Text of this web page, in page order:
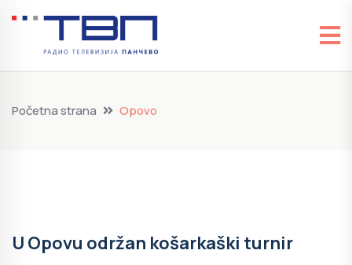
Početna strana Opovo
U Opovu održan košarkaški turnir